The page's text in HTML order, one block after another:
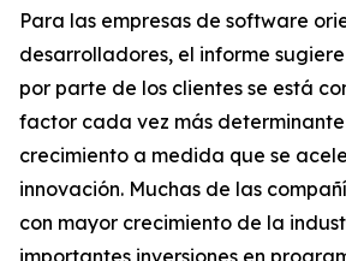
Para las empresas de software
desarrolladores, el informe
por parte de los clientes se está
factor cada vez más
crecimiento a medida que se
innovación. Muchas de las
con mayor crecimiento de la
importantes inversiones en